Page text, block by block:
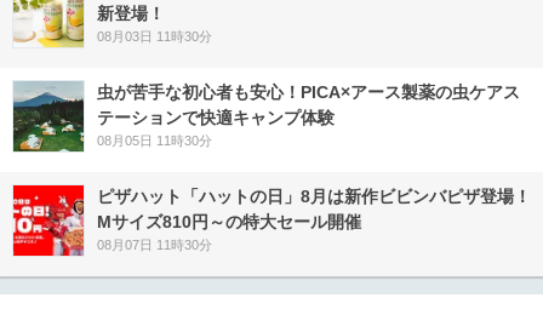
新登場！
08月03日 11時30分
虫が苦手な初心者も安心！PICA×アース製薬の虫ケアス
テーションで快適キャンプ体験
08月05日 11時30分
ピザハット「ハットの日」8月は新作ビビンバピザ登場！
Mサイズ810円～の特大セール開催
08月07日 11時30分